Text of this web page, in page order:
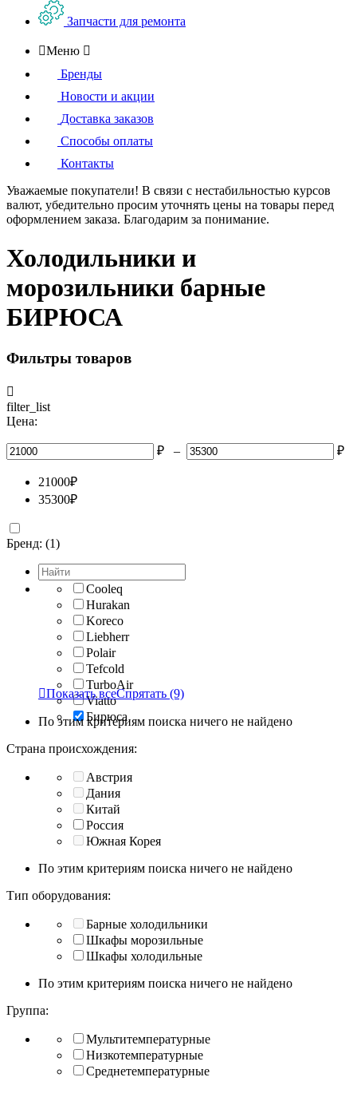
Запчасти для ремонта
Меню 
Бренды
Новости и акции
Доставка заказов
Способы оплаты
Контакты
Уважаемые покупатели! В связи с нестабильностью курсов
валют, убедительно просим уточнять цены на товары перед
оформлением заказа. Благодарим за понимание.
Холодильники и
морозильники барные
БИРЮСА
Фильтры товаров

filter_list
Цена:
₽ – ₽
21000₽
35300₽
Бренд: (1)
Cooleq
Hurakan
Koreco
Liebherr
Polair
Tefcold
TurboAir
Viatto
Бирюса
Показать всеСпрятать (9)
По этим критериям поиска ничего не найдено
Страна происхождения:
Австрия
Дания
Китай
Россия
Южная Корея
По этим критериям поиска ничего не найдено
Тип оборудования:
Барные холодильники
Шкафы морозильные
Шкафы холодильные
По этим критериям поиска ничего не найдено
Группа:
Мультитемпературные
Низкотемпературные
Среднетемпературные